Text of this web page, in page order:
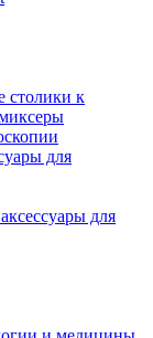
столики к
для
для